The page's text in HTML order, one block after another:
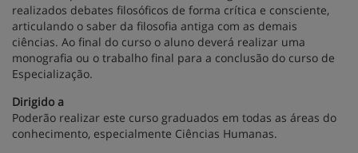
realizados debates filosóficos de forma crítica e consciente,
articulando o saber da filosofia antiga com as demais
ciências. Ao final do curso o aluno deverá realizar uma
monografia ou o trabalho final para a conclusão do curso de
Especialização.
Dirigido a
Poderão realizar este curso graduados em todas as áreas do
conhecimento, especialmente Ciências Humanas.